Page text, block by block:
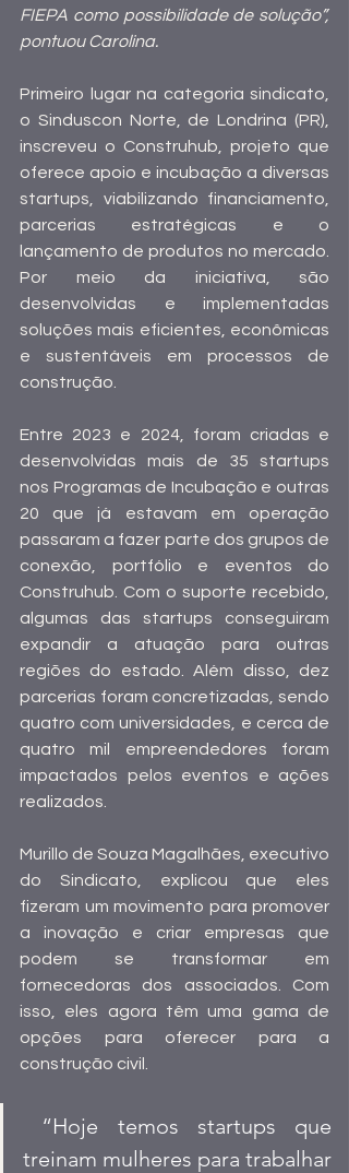
FIEPA como possibilidade de solução”,
pontuou Carolina.
Primeiro lugar na categoria sindicato,
o Sinduscon Norte, de Londrina (PR),
inscreveu o Construhub, projeto que
oferece apoio e incubação a diversas
startups, viabilizando financiamento,
parcerias estratégicas e o
lançamento de produtos no mercado.
Por meio da iniciativa, são
desenvolvidas e implementadas
soluções mais eficientes, econômicas
e sustentáveis em processos de
construção.
Entre 2023 e 2024, foram criadas e
desenvolvidas mais de 35 startups
nos Programas de Incubação e outras
20 que já estavam em operação
passaram a fazer parte dos grupos de
conexão, portfólio e eventos do
Construhub. Com o suporte recebido,
algumas das startups conseguiram
expandir a atuação para outras
regiões do estado. Além disso, dez
parcerias foram concretizadas, sendo
quatro com universidades, e cerca de
quatro mil empreendedores foram
impactados pelos eventos e ações
realizados.
Murillo de Souza Magalhães, executivo
do Sindicato, explicou que eles
fizeram um movimento para promover
a inovação e criar empresas que
podem se transformar em
fornecedoras dos associados. Com
isso, eles agora têm uma gama de
opções para oferecer para a
construção civil.
“Hoje temos startups que
treinam mulheres para trabalhar